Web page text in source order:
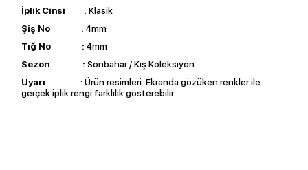
İplik Cinsi : Klasik
Şiş No : 4mm
Tığ No : 4mm
Sezon : Sonbahar / Kış Koleksiyon
Uyarı : Ürün resimleri Ekranda gözüken renkler ile
gerçek iplik rengi farklılık gösterebilir